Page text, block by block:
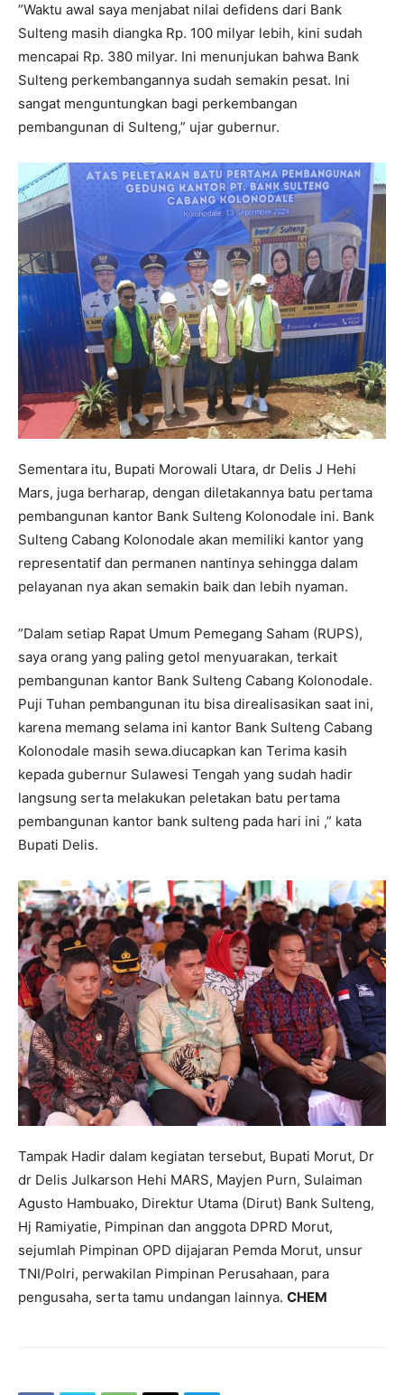
”Waktu awal saya menjabat nilai defidens dari Bank
Sulteng masih diangka Rp. 100 milyar lebih, kini sudah
mencapai Rp. 380 milyar. Ini menunjukan bahwa Bank
Sulteng perkembangannya sudah semakin pesat. Ini
sangat menguntungkan bagi perkembangan
pembangunan di Sulteng,” ujar gubernur.
Sementara itu, Bupati Morowali Utara, dr Delis J Hehi
Mars, juga berharap, dengan diletakannya batu pertama
pembangunan kantor Bank Sulteng Kolonodale ini. Bank
Sulteng Cabang Kolonodale akan memiliki kantor yang
representatif dan permanen nantinya sehingga dalam
pelayanan nya akan semakin baik dan lebih nyaman.
”Dalam setiap Rapat Umum Pemegang Saham (RUPS),
saya orang yang paling getol menyuarakan, terkait
pembangunan kantor Bank Sulteng Cabang Kolonodale.
Puji Tuhan pembangunan itu bisa direalisasikan saat ini,
karena memang selama ini kantor Bank Sulteng Cabang
Kolonodale masih sewa.diucapkan kan Terima kasih
kepada gubernur Sulawesi Tengah yang sudah hadir
langsung serta melakukan peletakan batu pertama
pembangunan kantor bank sulteng pada hari ini ,” kata
Bupati Delis.
Tampak Hadir dalam kegiatan tersebut, Bupati Morut, Dr
dr Delis Julkarson Hehi MARS, Mayjen Purn, Sulaiman
Agusto Hambuako, Direktur Utama (Dirut) Bank Sulteng,
Hj Ramiyatie, Pimpinan dan anggota DPRD Morut,
sejumlah Pimpinan OPD dijajaran Pemda Morut, unsur
TNI/Polri, perwakilan Pimpinan Perusahaan, para
pengusaha, serta tamu undangan lainnya. CHEM